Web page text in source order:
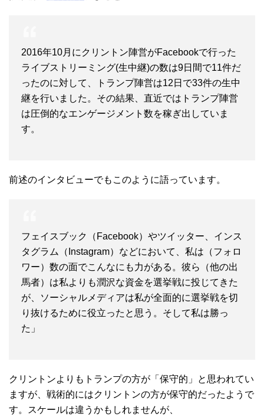
2016年10月にクリントン陣営がFacebookで行った
ライブストリーミング(生中継)の数は9日間で11件だ
ったのに対して、トランプ陣営は12日で33件の生中
継を行いました。その結果、直近ではトランプ陣営
は圧倒的なエンゲージメント数を稼ぎ出していま
す。
前述のインタビューでもこのように語っています。
フェイスブック（Facebook）やツイッター、インス
タグラム（Instagram）などにおいて、私は（フォロ
ワー）数の面でこんなにも力がある。彼ら（他の出
馬者）は私よりも潤沢な資金を選挙戦に投じてきた
が、ソーシャルメディアは私が全面的に選挙戦を切
り抜けるために役立ったと思う。そして私は勝っ
た」
クリントンよりもトランプの方が「保守的」と思われてい
ますが、戦術的にはクリントンの方が保守的だったようで
す。スケールは違うかもしれませんが、